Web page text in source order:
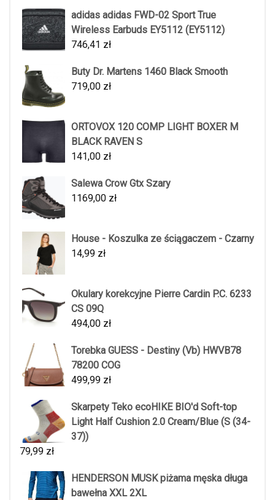
adidas adidas FWD-02 Sport True
Wireless Earbuds EY5112 (EY5112)
746,41 zł
Buty Dr. Martens 1460 Black Smooth
719,00 zł
ORTOVOX 120 COMP LIGHT BOXER M
BLACK RAVEN S
141,00 zł
Salewa Crow Gtx Szary
1169,00 zł
House - Koszulka ze ściągaczem - Czarny
14,99 zł
Okulary korekcyjne Pierre Cardin P.C. 6233
CS 09Q
494,00 zł
Torebka GUESS - Destiny (Vb) HWVB78
78200 COG
499,99 zł
Skarpety Teko ecoHIKE BIO'd Soft-top
Light Half Cushion 2.0 Cream/Blue (S (34-
37))
79,99 zł
HENDERSON MUSK piżama męska długa
bawełna XXL 2XL